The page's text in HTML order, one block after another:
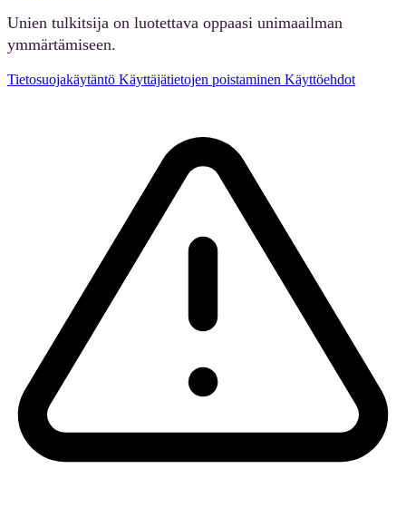
Unien tulkitsija on luotettava oppaasi unimaailman
ymmärtämiseen.
Tietosuojakäytäntö Käyttäjätietojen poistaminen Käyttöehdot